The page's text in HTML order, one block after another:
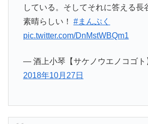
している。そしてそれに答える長
素晴らしい！ #まんぷく
pic.twitter.com/DnMstWBQm1
— 酒上小琴【サケノウエノコゴト
2018年10月27日